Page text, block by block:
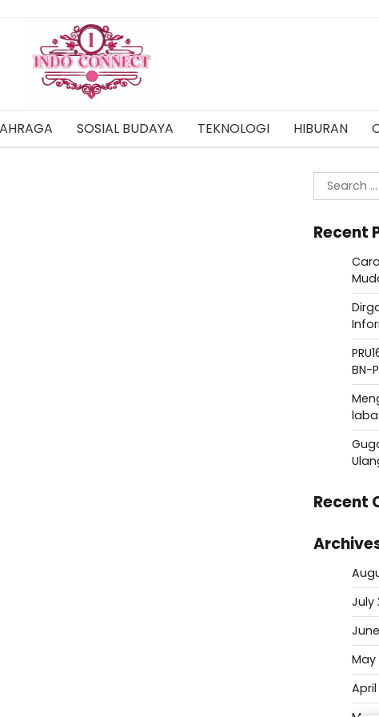
SOSIAL BUDAYA TEKNOLOGI HIBURAN
Search
for:
Recent
BN-
Recent
July
May
April